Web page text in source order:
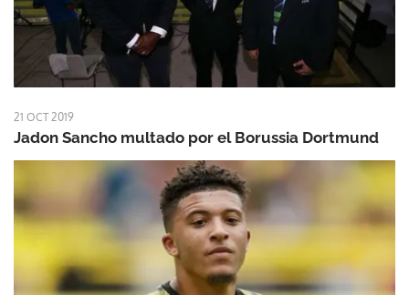
21 OCT 2019
Jadon Sancho multado por el Borussia Dortmund